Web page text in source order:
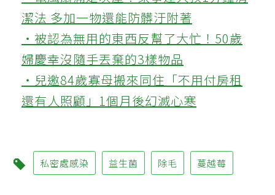
潔法 多加一物還能防髒汙附著
‧被認為無用的東西反幫了大忙！50歲
婦慶幸沒隨手丟棄的3樣物品
‧兒邀84歲寡母搬來同住「不用付房租
還有人照顧」1個月後幻滅心寒
私密處感染 益生菌 除毛 蔓越莓